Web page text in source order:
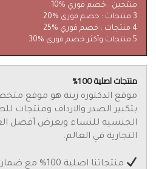
منتجين : خصم فوري %10
3 منتجات : خصم فوري %20
4 منتجات : خصم فوري %25
5 منتجات وأكثر خصم فوري %30
منتجات اصلية 100%
موقع الدكتوره زينة هو موقع
بتكبير الصدر والارداف ومنتجات
الجنسيه للنساء ويعرض أفضل
التجارية في العالم.
منتجاتنا اصلية